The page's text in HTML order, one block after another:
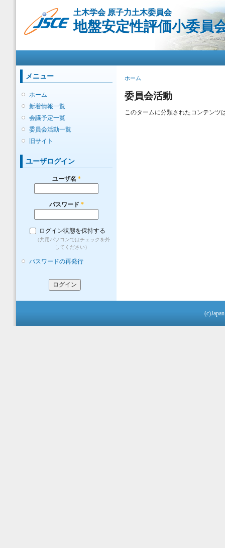
ン
コ
土木学会 原子力土木委員会
地盤安定性評価小委員
メニュー
ホーム
新着情報一覧
会議予定一覧
委員会活動一覧
旧サイト
ユーザログイン
ユーザ名 *
パスワード *
ログイン状態を保持する
（共用パソコンではチェックを外
してください）
パスワードの再発行
現在地
ホーム
委員会活動
このタームに分類されたコンテンツ